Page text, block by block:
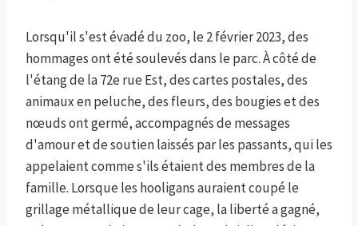
Lorsqu'il s'est évadé du zoo, le 2 février 2023, des
hommages ont été soulevés dans le parc. À côté de
l'étang de la 72e rue Est, des cartes postales, des
animaux en peluche, des fleurs, des bougies et des
nœuds ont germé, accompagnés de messages
d'amour et de soutien laissés par les passants, qui les
appelaient comme s'ils étaient des membres de la
famille. Lorsque les hooligans auraient coupé le
grillage métallique de leur cage, la liberté a gagné,